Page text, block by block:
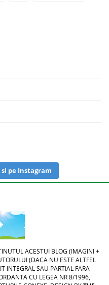
pe Instagram
ACESTUI BLOG (IMAGINI +
(DACA NU ESTE ALTFEL
INTEGRAL SAU PARTIAL FARA
CU LEGEA NR 8/1996,